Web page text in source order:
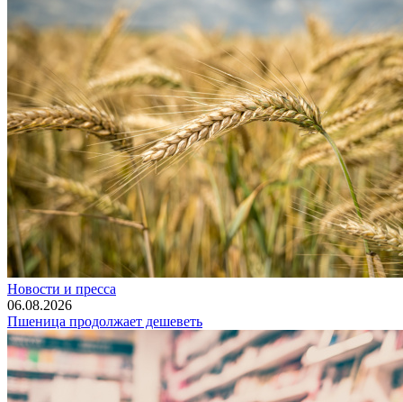
Новости и пресса
06.08.2026
Пшеница продолжает дешеветь